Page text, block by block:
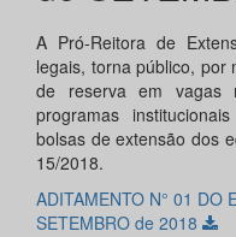
A Pró-Reitora de
legais, torna público, por
de reserva em vagas
programas
bolsas de extensão dos
15/2018.
ADITAMENTO N° 01 DO
SETEMBRO de 2018